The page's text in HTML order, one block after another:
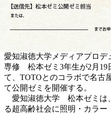
愛知淑徳大学メディアプロ
専修 松本ゼミ3年生が2月19
て、TOTOとのコラボで名古
て公開ゼミを開催する。
愛知淑徳大学 松本ゼミは
る超高齢社会に照明・カラ